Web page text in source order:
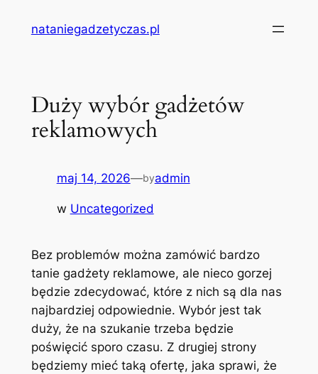
nataniegadzetyczas.pl
Duży wybór gadżetów
reklamowych
maj 14, 2026—byadmin
w Uncategorized
Bez problemów można zamówić bardzo
tanie gadżety reklamowe, ale nieco gorzej
będzie zdecydować, które z nich są dla nas
najbardziej odpowiednie. Wybór jest tak
duży, że na szukanie trzeba będzie
poświęcić sporo czasu. Z drugiej strony
będziemy mieć taką ofertę, jaka sprawi, że